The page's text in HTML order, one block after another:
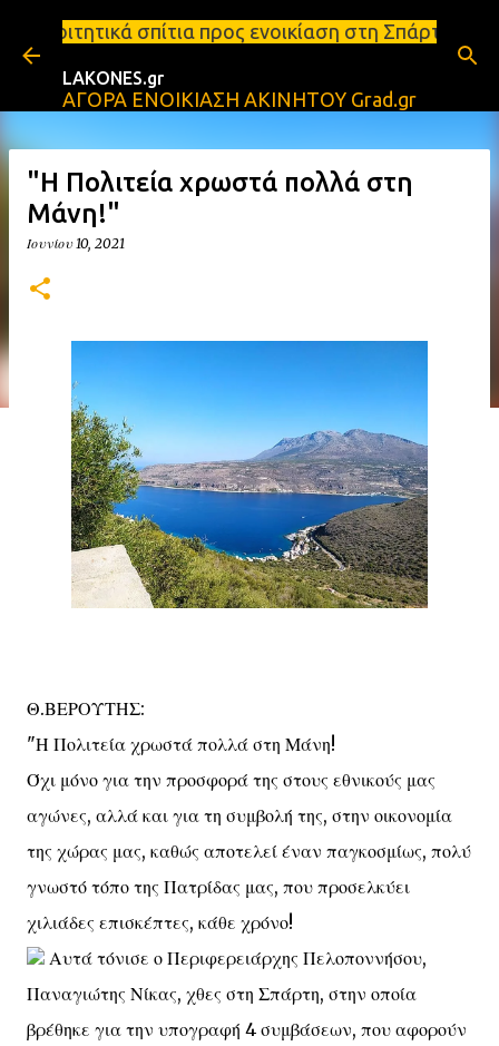
Μετάβαση στο κύριο περιεχόμενο
προς ενοικίαση στη Σπάρτη Ενοικιάσεις
LAKONES.gr
ΑΓΟΡΑ ΕΝΟΙΚΙΑΣΗ ΑΚΙΝΗΤΟΥ Grad.gr
"Η Πολιτεία χρωστά πολλά στη
Μάνη!"
Ιουνίου 10, 2021
Θ.ΒΕΡΟΥΤΗΣ:
"Η Πολιτεία χρωστά πολλά στη Μάνη!
Όχι μόνο για την προσφορά της στους εθνικούς μας
αγώνες, αλλά και για τη συμβολή της, στην οικονομία
της χώρας μας, καθώς αποτελεί έναν παγκοσμίως, πολύ
γνωστό τόπο της Πατρίδας μας, που προσελκύει
χιλιάδες επισκέπτες, κάθε χρόνο!
Αυτά τόνισε ο Περιφερειάρχης Πελοποννήσου,
Παναγιώτης Νίκας, χθες στη Σπάρτη, στην οποία
βρέθηκε για την υπογραφή 4 συμβάσεων, που αφορούν